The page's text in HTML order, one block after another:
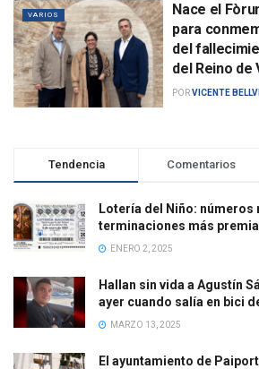
VARIOS
Nace el
para
del
del Reino de
PORVICENTE
Tendencia Comentarios
Lotería del Niño: números
terminaciones más
ENERO 2, 2025
Hallan sin vida a Agustín
ayer cuando salía en bici
MARZO 13, 2025
El ayuntamiento de